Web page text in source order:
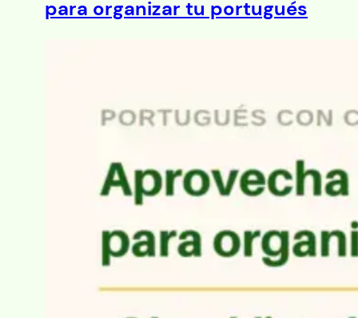
para organizar tu portugués